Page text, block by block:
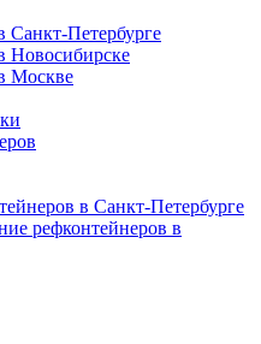
Санкт-Петербурге
Новосибирске
Москве
в Санкт-Петербурге
рефконтейнеров в